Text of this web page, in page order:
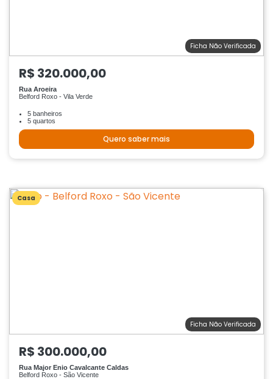
Ficha Não Verificada
R$ 320.000,00
Rua Aroeira
Belford Roxo - Vila Verde
5 banheiros
5 quartos
Quero saber mais
Casa
Ficha Não Verificada
R$ 300.000,00
Rua Major Enio Cavalcante Caldas
Belford Roxo - São Vicente